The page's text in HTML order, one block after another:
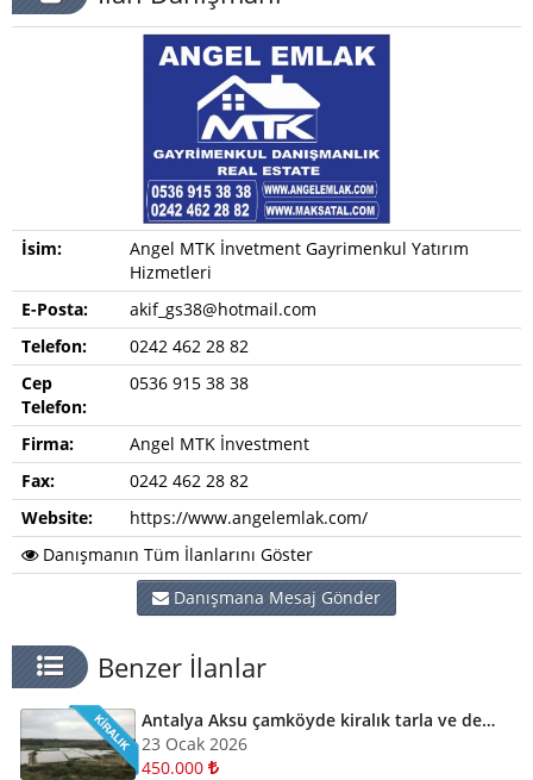
İsim:
Angel MTK İnvetment Gayrimenkul Yatırım
Hizmetleri
E-Posta:
akif_gs38@hotmail.com
Telefon:
0242 462 28 82
Cep
Telefon:
0536 915 38 38
Firma:
Angel MTK İnvestment
Fax:
0242 462 28 82
Website:
https://www.angelemlak.com/
Danışmanın Tüm İlanlarını Göster
Danışmana Mesaj Gönder
Benzer İlanlar
Antalya Aksu çamköyde kiralık tarla ve depolar için bizi arayabilirsiniz
23 Ocak 2026
450.000